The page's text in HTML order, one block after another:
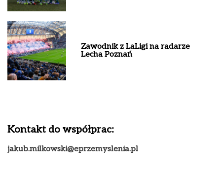
Zawodnik z LaLigi na radarze
Lecha Poznań
Kontakt do współprac:
jakub.milkowski@eprzemyslenia.pl